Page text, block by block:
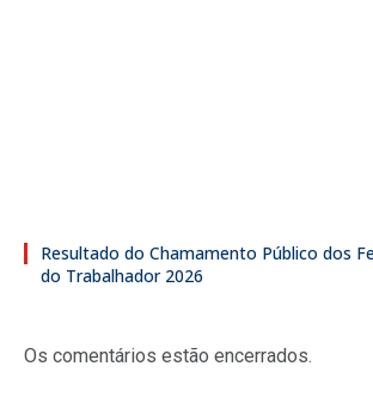
Resultado do Chamamento Público dos
do Trabalhador 2026
Os comentários estão encerrados.